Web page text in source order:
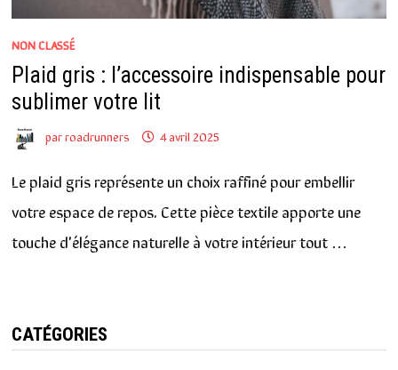
NON CLASSÉ
Plaid gris : l’accessoire indispensable pour
sublimer votre lit
parroadrunners 4 avril 2025
Le plaid gris représente un choix raffiné pour embellir
votre espace de repos. Cette pièce textile apporte une
touche d'élégance naturelle à votre intérieur tout …
CATÉGORIES